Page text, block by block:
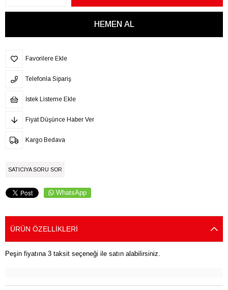
Favorilere Ekle
Telefonla Sipariş
İstek Listeme Ekle
Fiyat Düşünce Haber Ver
Kargo Bedava
SATICIYA SORU SOR
WhatsApp
ÜRÜN ÖZELLIKLERI
Peşin fiyatına 3 taksit seçeneği ile satın alabilirsiniz.